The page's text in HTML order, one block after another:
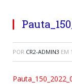
POR CR2-ADMIN3 EM